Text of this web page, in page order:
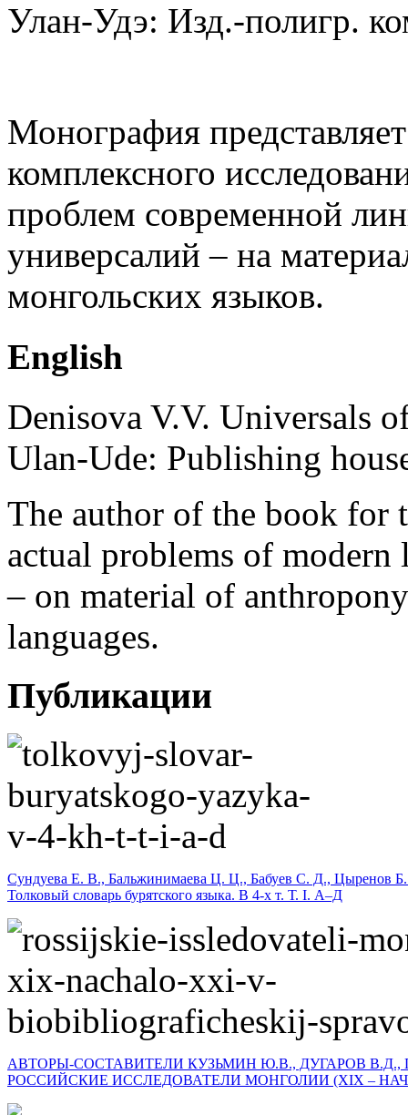
Улан-Удэ: Изд.-полигр.
Монография
комплексного
проблем современной
универсалий – на
монгольских языков.
English
Denisova V.V. Universals
Ulan-Ude: Publishing
The author of the book for
actual problems of
– on material of
languages.
Публикации
Сундуева Е. В., Бальжинимаева Ц. Ц., Бабуев С. Д., Цыренов
Толковый словарь бурятского языка. В 4-х т. Т. I. А–Д
АВТОРЫ-СОСТАВИТЕЛИ КУЗЬМИН Ю.В., ДУГАРОВ
РОССИЙСКИЕ ИССЛЕДОВАТЕЛИ МОНГОЛИИ (XIX –